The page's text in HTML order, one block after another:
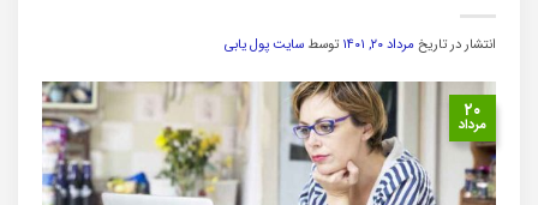
انتشار در تاریخ مرداد ۲۰, ۱۴۰۱ توسط سایت پول یابی
۲۰
مرداد